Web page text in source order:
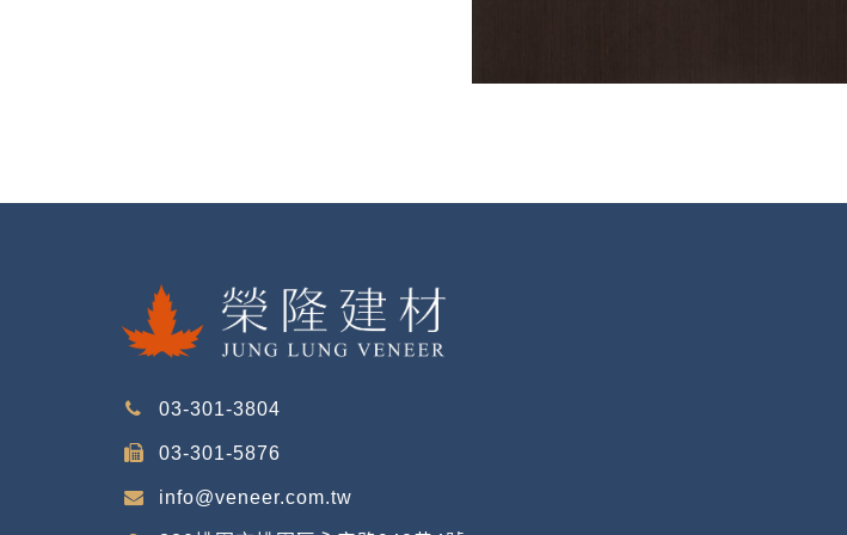
03-301-3804
03-301-5876
info@veneer.com.tw